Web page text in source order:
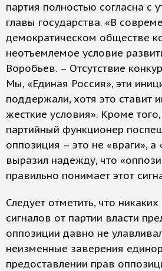
партия полностью согласна с
главы государства. «В
демократическом обществе
неотъемлемое условие
Воробьев. – Отсутствие
Мы, «Единая Россия», эти
поддержали, хотя это ставит
жесткие условия». Кроме
партийный функционер
оппозиция – это не «враги», а
выразил надежду, что
правильно понимает этот
Следует отметить, что
сигналов от партии власти
оппозиции давно не
неизменные заверения
предоставлении прав